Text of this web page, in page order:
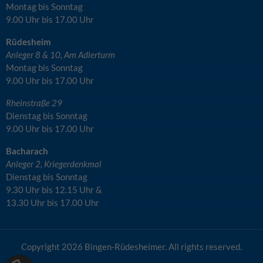
Montag bis Sonntag
9.00 Uhr bis 17.00 Uhr
Rüdesheim
Anleger 8 & 10, Am Adlerturm
Montag bis Sonntag
9.00 Uhr bis 17.00 Uhr
Rheinstraße 29
Dienstag bis Sonntag
9.00 Uhr bis 17.00 Uhr
Bacharach
Anleger 2, Kriegerdenkmal
Dienstag bis Sonntag
9.30 Uhr bis 12.15 Uhr &
13.30 Uhr bis 17.00 Uhr
Copyright 2026 Bingen-Rüdesheimer. All rights reserved.